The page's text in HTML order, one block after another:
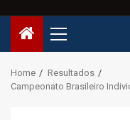
Primary
Menu
Home
Resultados
Campeonato Brasileiro